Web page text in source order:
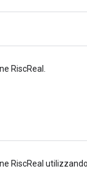
RiscReal.
RiscReal